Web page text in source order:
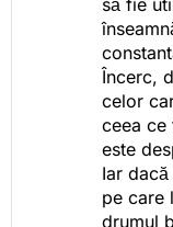
să fie
Încerc,
celor
ceea ce
este
Iar
pe care
drumul